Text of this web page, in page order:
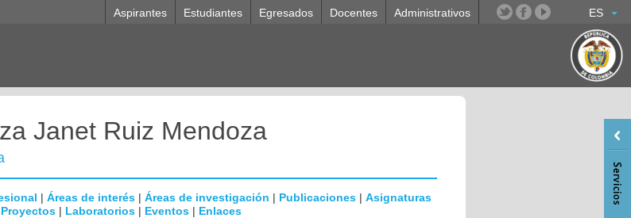
ES
Aspirantes Estudiantes Egresados Docentes Administrativos
Janet Ruiz Mendoza
| Áreas de interés | Áreas de investigación | Publicaciones | Asignaturas
Proyectos | Laboratorios | Eventos | Enlaces